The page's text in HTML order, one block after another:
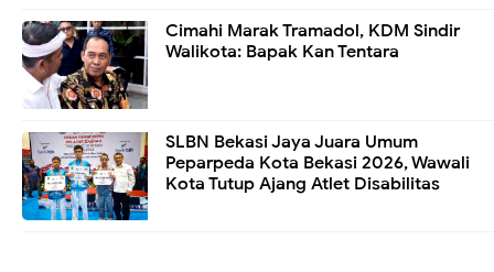
Cimahi Marak Tramadol, KDM Sindir
Walikota: Bapak Kan Tentara
SLBN Bekasi Jaya Juara Umum
Peparpeda Kota Bekasi 2026, Wawali
Kota Tutup Ajang Atlet Disabilitas